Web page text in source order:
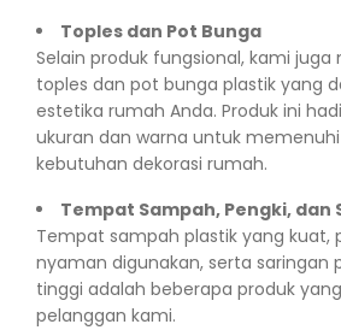
Toples dan Pot Bunga
Selain produk fungsional, kami juga
toples dan pot bunga plastik yang
estetika rumah Anda. Produk ini
ukuran dan warna untuk
kebutuhan dekorasi rumah.
Tempat Sampah, Pengki, dan
Tempat sampah plastik yang kuat,
nyaman digunakan, serta saringan
tinggi adalah beberapa produk
pelanggan kami.